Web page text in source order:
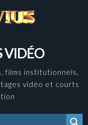
VIDÉO
films institutionnels,
vidéo et courts